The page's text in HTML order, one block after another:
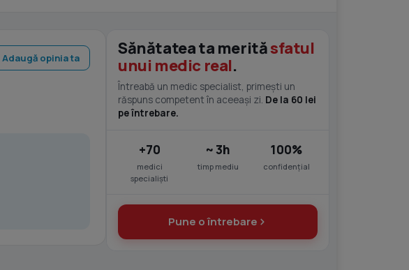
Adaugă opinia ta Sănătatea ta merităsfatul
unui medic real.
Întreabă un medic specialist, primești un
răspuns competent în aceeași zi. De la 60 lei
pe întrebare.
+70
medici
specialiști
~ 3h
timp mediu
100%
confidențial
Pune o întrebare